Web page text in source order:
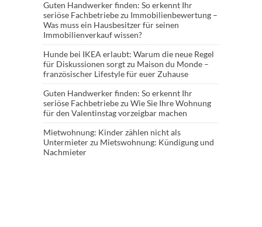
Guten Handwerker finden: So erkennt Ihr
seriöse Fachbetriebezu Immobilienbewertung –
Was muss ein Hausbesitzer für seinen
Immobilienverkauf wissen?
Hunde bei IKEA erlaubt: Warum die neue Regel
für Diskussionen sorgtzu Maison du Monde –
französischer Lifestyle für euer Zuhause
Guten Handwerker finden: So erkennt Ihr
seriöse Fachbetriebezu Wie Sie Ihre Wohnung
für den Valentinstag vorzeigbar machen
Mietwohnung: Kinder zählen nicht als
Untermieterzu Mietswohnung: Kündigung und
Nachmieter